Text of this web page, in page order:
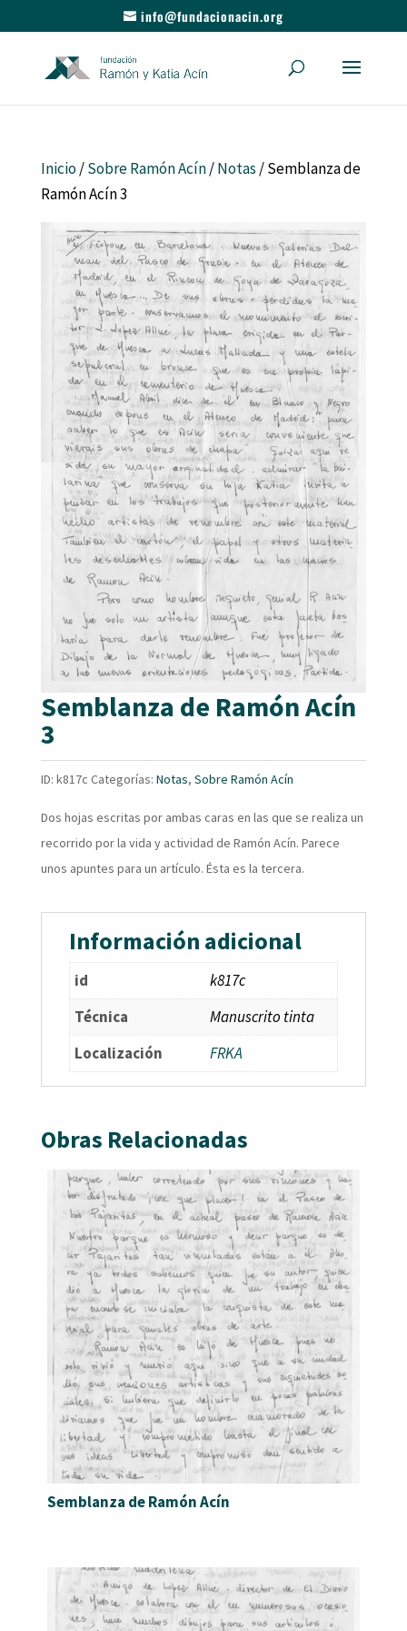
info@fundacionacin.org
Inicio/Sobre Ramón Acín/Notas / Semblanza de
Ramón Acín 3
Semblanza de Ramón Acín
3
ID: k817c Categorías: Notas, Sobre Ramón Acín
Dos hojas escritas por ambas caras en las que se realiza un
recorrido por la vida y actividad de Ramón Acín. Parece
unos apuntes para un artículo. Ésta es la tercera.
Información adicional
id
k817c
Técnica
Manuscrito tinta
Localización
FRKA
Obras Relacionadas
Semblanza de Ramón Acín